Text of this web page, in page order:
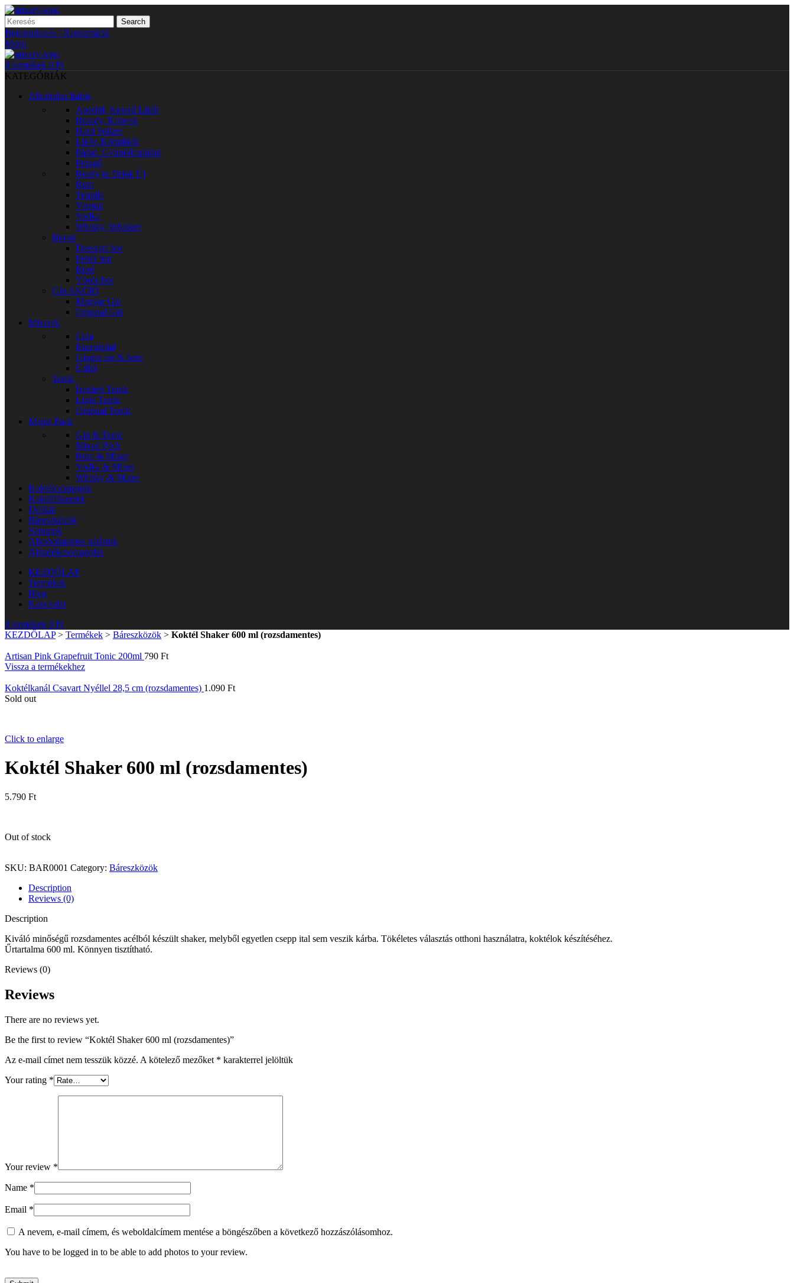
Search
Bejelentkezés / Regisztráció
Menu
0 termékek 0 Ft
KATEGÓRIÁK
Alkoholos Italok
Aperitif, Keserű Likőr
Brandy, Konyak
Hard Seltzer
Likőr, Krémlikőr
Párlat, Gyümölcspárlat
Pezsgő
Ready to Drink Új
Rum
Tequila
Vermut
Vodka
Whisky, Whiskey
Borok
Desszert bor
Fehér bor
Rosé
Vörös bor
Gin AKCIÓ
Magyar Gin
Original Gin
Mixerek
Cola
Energiaital
Ginger ale & beer
Üdítő
Tonik
Ízesített Tonik
Light Tonik
Original Tonik
Magic Pack
Gin & Tonic
Mixed Pack
Rum & Mixer
Vodka & Mixer
Whisky & Mixer
Koktélcsomagok
Koktélfűszerek
Delikát
Báreszközök
Szirupok
Alkoholmentes párlatok
Ajándékcsomagolás
KEZDŐLAP
Termékek
Blog
Kapcsolat
0 termékek 0 Ft
KEZDŐLAP> Termékek > Báreszközök > Koktél Shaker 600 ml (rozsdamentes)
Artisan Pink Grapefruit Tonic 200ml 790 Ft
Vissza a termékekhez
Koktélkanál Csavart Nyéllel 28,5 cm (rozsdamentes) 1.090 Ft
Sold out
Click to enlarge
Koktél Shaker 600 ml (rozsdamentes)
5.790 Ft
Out of stock
SKU: BAR0001 Category: Báreszközök
Description
Reviews (0)
Description
Kiváló minőségű rozsdamentes acélból készült shaker, melyből egyetlen csepp ital sem veszik kárba. Tökéletes választás otthoni használatra, koktélok készítéséhez.
Űrtartalma 600 ml. Könnyen tisztítható.
Reviews (0)
Reviews
There are no reviews yet.
Be the first to review “Koktél Shaker 600 ml (rozsdamentes)”
Az e-mail címet nem tesszük közzé. A kötelező mezőket * karakterrel jelöltük
Your rating *
Your review *
Name *
Email *
A nevem, e-mail címem, és weboldalcímem mentése a böngészőben a következő hozzászólásomhoz.
You have to be logged in to be able to add photos to your review.